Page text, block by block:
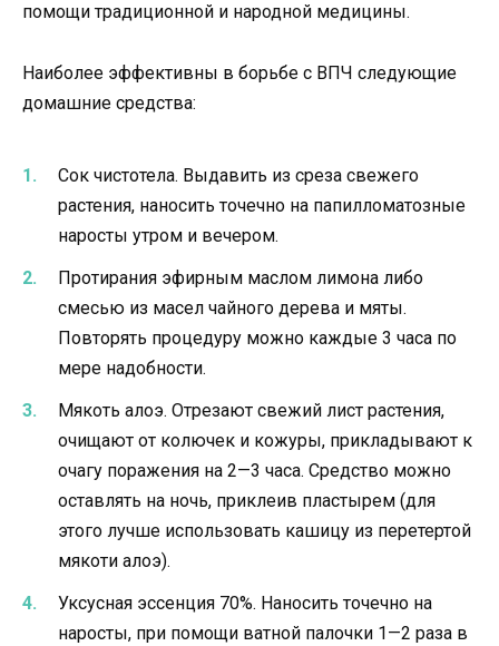
помощи традиционной и народной медицины.
Наиболее эффективны в борьбе с ВПЧ следующие
домашние средства:
Сок чистотела. Выдавить из среза свежего
растения, наносить точечно на папилломатозные
наросты утром и вечером.
Протирания эфирным маслом лимона либо
смесью из масел чайного дерева и мяты.
Повторять процедуру можно каждые 3 часа по
мере надобности.
Мякоть алоэ. Отрезают свежий лист растения,
очищают от колючек и кожуры, прикладывают к
очагу поражения на 2—3 часа. Средство можно
оставлять на ночь, приклеив пластырем (для
этого лучше использовать кашицу из перетертой
мякоти алоэ).
Уксусная эссенция 70%. Наносить точечно на
наросты, при помощи ватной палочки 1—2 раза в